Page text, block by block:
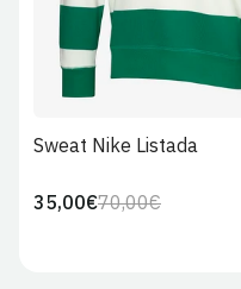
Sweat Nike Listada
Preço
70,00€Preço
35,00€